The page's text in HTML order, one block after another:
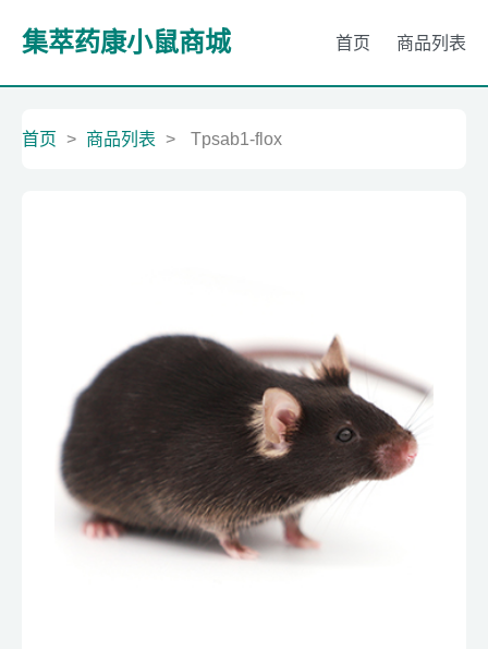
集萃药康小鼠商城 首页 商品列表
首页 > 商品列表 > Tpsab1-flox